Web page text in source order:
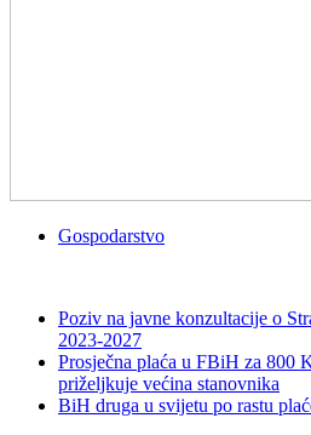
Gospodarstvo
Poziv na javne konzultacije o
2023-2027
Prosječna plaća u FBiH za 800
priželjkuje većina stanovnika
BiH druga u svijetu po rastu